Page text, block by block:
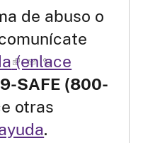
de abuso o
(enlace
SAFE (800-
otras
.